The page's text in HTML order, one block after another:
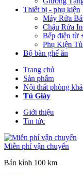
Thiết bị - phụ kiện
Máy Rửa
Chậu Rửa
Bếp điện từ
Phụ Kiện
Bộ bàn ghế ăn
Trang chủ
Sản phẩm
Nội thất phòng
Tủ Giày
Giới thiệu
Tin tức
Miễn phí vận chuyển
Bán kính 100 km